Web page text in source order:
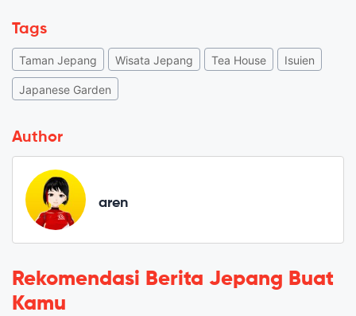
Tags
Taman Jepang Wisata Jepang Tea House Isuien
Japanese Garden
Author
aren
Rekomendasi Berita Jepang Buat
Kamu